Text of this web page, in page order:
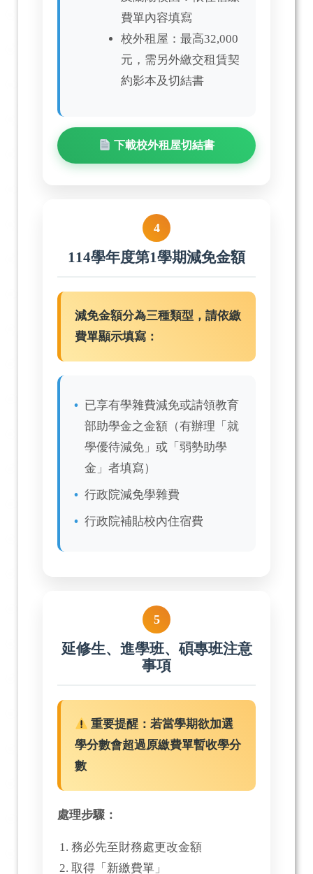
費單內容填寫
校外租屋：最高32,000
元，需另外繳交租賃契
約影本及切結書
下載校外租屋切結書
4
114學年度第1學期減免金額
減免金額分為三種類型，請依繳
費單顯示填寫：
已享有學雜費減免或請領教育
部助學金之金額（有辦理「就
學優待減免」或「弱勢助學
金」者填寫）
行政院減免學雜費
行政院補貼校內住宿費
5
延修生、進學班、碩專班注意
事項
重要提醒：若當學期欲加選
學分數會超過原繳費單暫收學分
數
處理步驟：
務必先至財務處更改金額
取得「新繳費單」